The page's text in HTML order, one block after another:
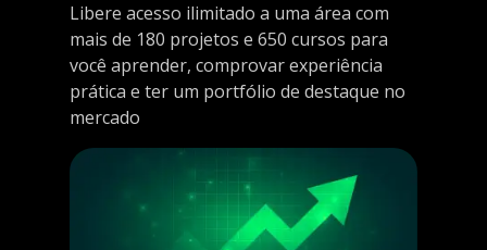
Libere acesso ilimitado a uma área com
mais de 180 projetos e 650 cursos para
você aprender, comprovar experiência
prática e ter um portfólio de destaque no
mercado